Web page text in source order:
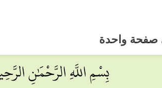
صفحة واحدة
بِسْمِ اللَّهِ الرَّحْمَٰنِ